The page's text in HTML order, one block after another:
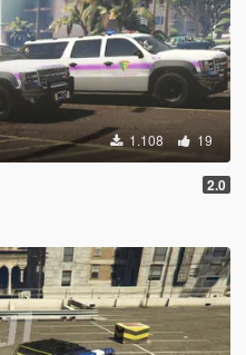
1.108 19
2.0